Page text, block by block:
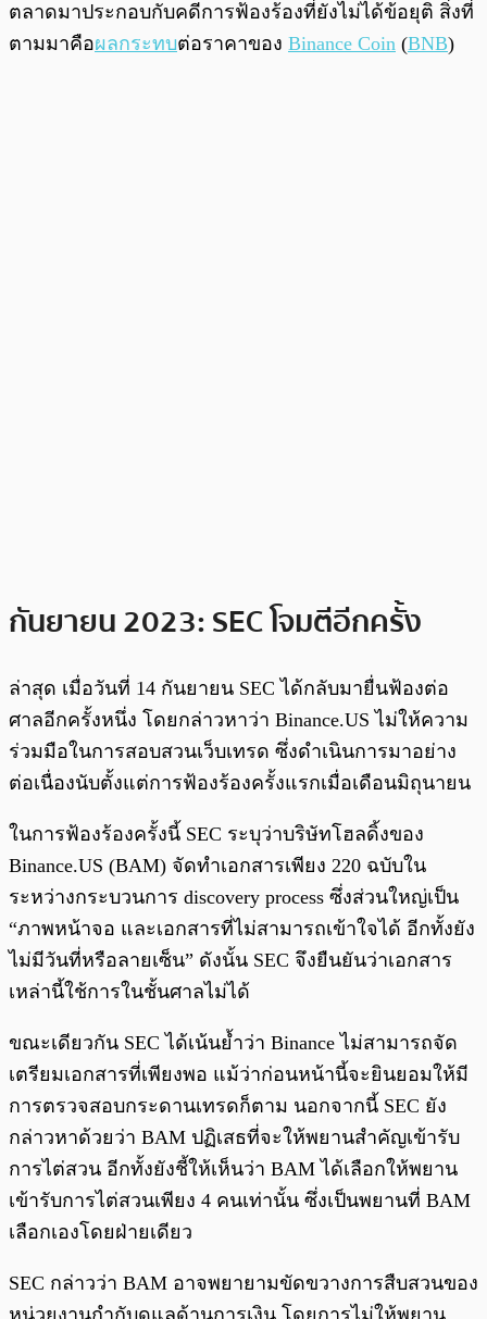
ตลาดมาประกอบกับคดีการฟ้องร้องที่ยังไม่ได้ข้อยุติ สิ่งที่
ตามมาคือผลกระทบต่อราคาของ Binance Coin (BNB)
กันยายน 2023: SEC โจมตีอีกครั้ง
ล่าสุด เมื่อวันที่ 14 กันยายน SEC ได้กลับมายื่นฟ้องต่อ
ศาลอีกครั้งหนึ่ง โดยกล่าวหาว่า Binance.US ไม่ให้ความ
ร่วมมือในการสอบสวนเว็บเทรด ซึ่งดำเนินการมาอย่าง
ต่อเนื่องนับตั้งแต่การฟ้องร้องครั้งแรกเมื่อเดือนมิถุนายน
ในการฟ้องร้องครั้งนี้ SEC ระบุว่าบริษัทโฮลดิ้งของ
Binance.US (BAM) จัดทำเอกสารเพียง 220 ฉบับใน
ระหว่างกระบวนการ discovery process ซึ่งส่วนใหญ่เป็น
“ภาพหน้าจอ และเอกสารที่ไม่สามารถเข้าใจได้ อีกทั้งยัง
ไม่มีวันที่หรือลายเซ็น” ดังนั้น SEC จึงยืนยันว่าเอกสาร
เหล่านี้ใช้การในชั้นศาลไม่ได้
ขณะเดียวกัน SEC ได้เน้นย้ำว่า Binance ไม่สามารถจัด
เตรียมเอกสารที่เพียงพอ แม้ว่าก่อนหน้านี้จะยินยอมให้มี
การตรวจสอบกระดานเทรดก็ตาม นอกจากนี้ SEC ยัง
กล่าวหาด้วยว่า BAM ปฏิเสธที่จะให้พยานสำคัญเข้ารับ
การไต่สวน อีกทั้งยังชี้ให้เห็นว่า BAM ได้เลือกให้พยาน
เข้ารับการไต่สวนเพียง 4 คนเท่านั้น ซึ่งเป็นพยานที่ BAM
เลือกเองโดยฝ่ายเดียว
SEC กล่าวว่า BAM อาจพยายามขัดขวางการสืบสวนของ
หน่วยงานกำกับดูแลด้านการเงิน โดยการไม่ให้พยาน